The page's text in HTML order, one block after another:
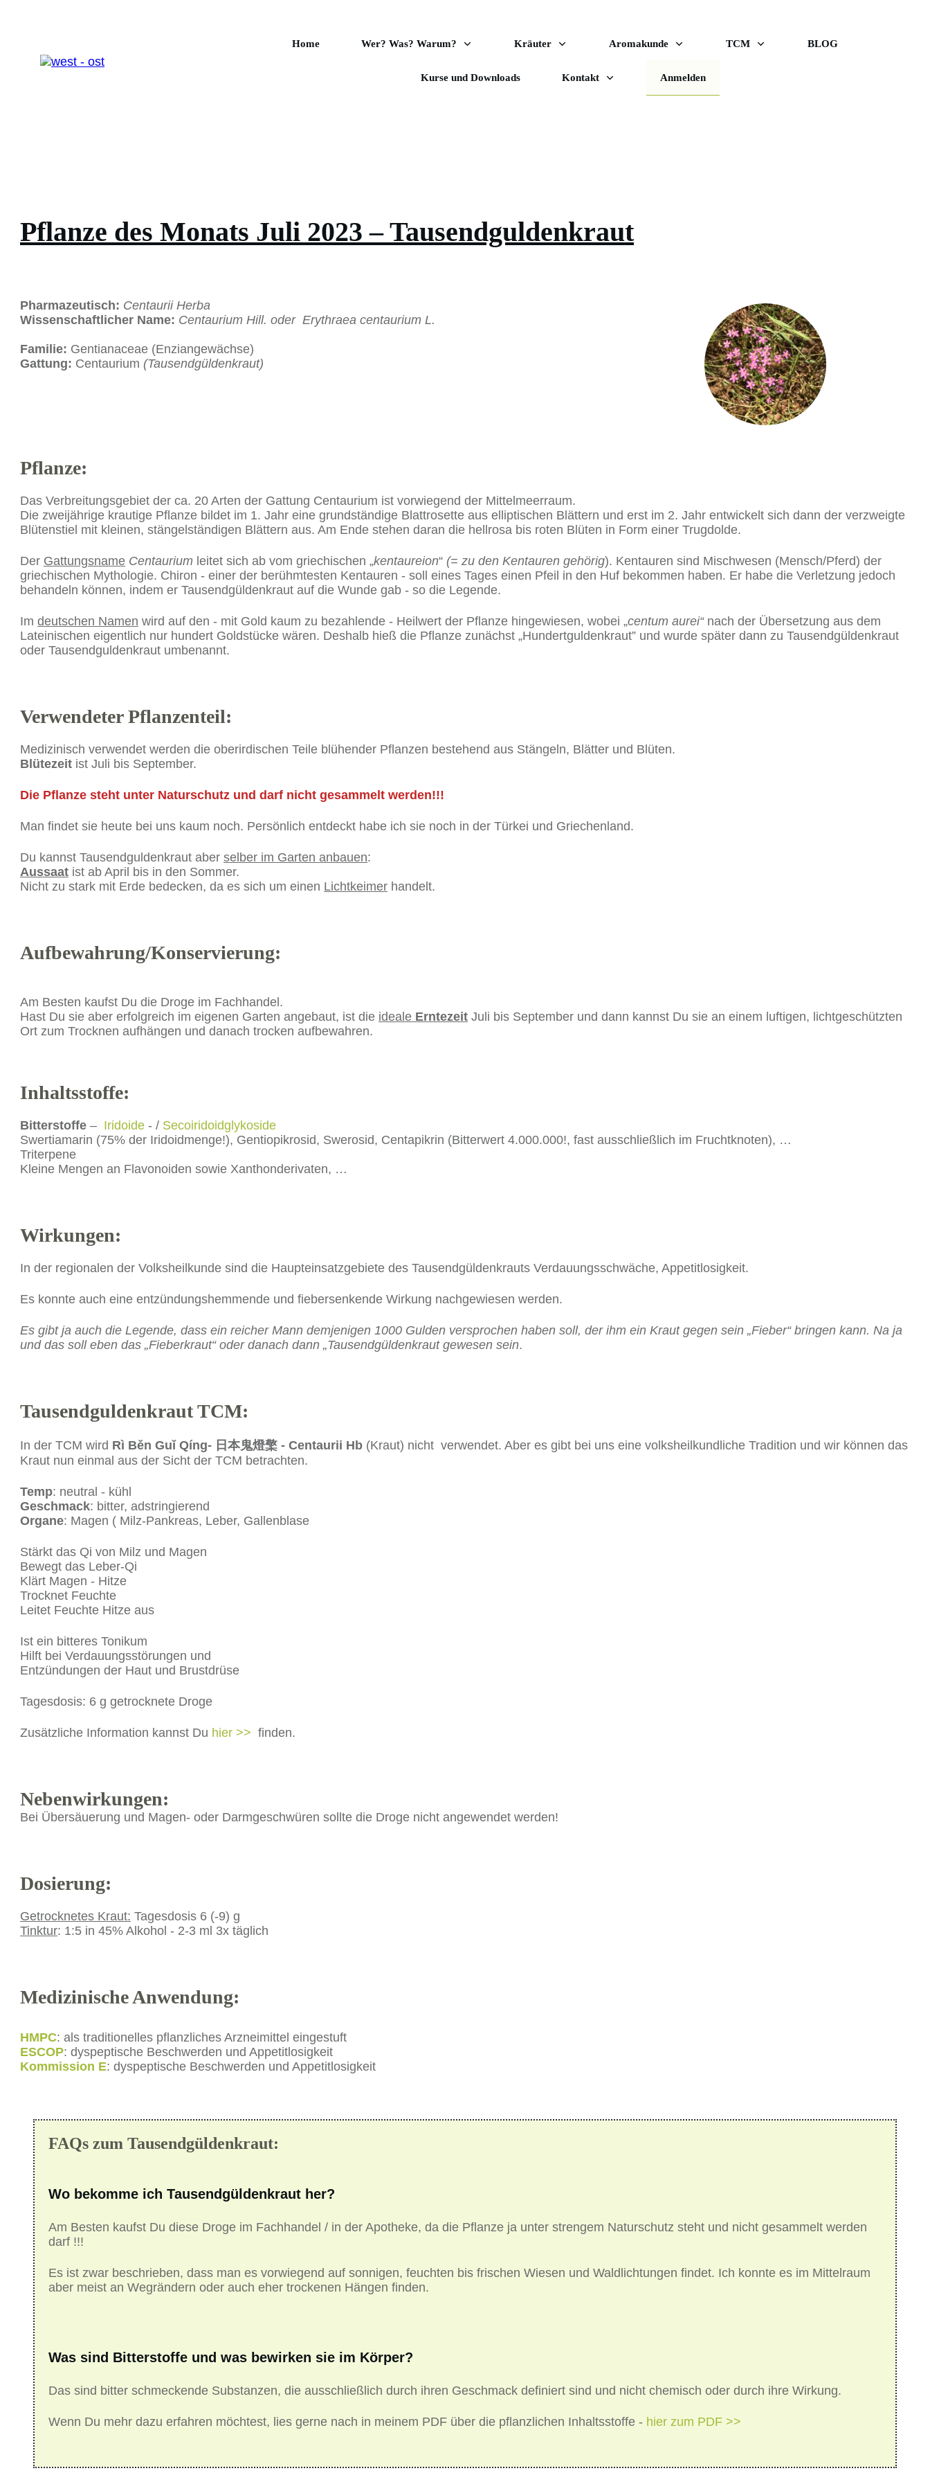
Home Wer? Was? Warum? Kräuter Aromakunde TCM BLOG
Kurse und Downloads Kontakt Anmelden
Pflanze des Monats Juli 2023 – Tausendguldenkraut
Pharmazeutisch: Centaurii Herba
Wissenschaftlicher Name: Centaurium Hill. oder Erythraea centaurium L.
Familie: Gentianaceae (Enziangewächse)
Gattung: Centaurium (Tausendgüldenkraut)
Pflanze:
Das Verbreitungsgebiet der ca. 20 Arten der Gattung Centaurium ist vorwiegend der Mittelmeerraum.
Die zweijährige krautige Pflanze bildet im 1. Jahr eine grund­ständige Blattrosette aus elliptischen Blättern und erst im 2. Jahr entwickelt sich dann der verzweigte
Blütenstiel mit kleinen, stängelständigen Blättern aus. Am Ende stehen daran die hellrosa bis roten Blüten in Form einer Trugdolde.
Der Gattungsname Centaurium leitet sich ab vom griechischen „kentaureion“ (= zu den Kentauren gehörig). Kentauren sind Mischwesen (Mensch/Pferd) der
griechischen Mythologie. Chiron - einer der berühmtesten Kentauren - soll eines Tages einen Pfeil in den Huf bekommen haben. Er habe die Verletzung jedoch
behandeln können, indem er Tausendgüldenkraut auf die Wunde gab - so die Legende.
Im deutschen Namen wird auf den - mit Gold kaum zu bezahlende - Heilwert der Pflanze hingewiesen, wobei „centum aurei“ nach der Übersetzung aus dem
Lateinischen eigentlich nur hundert Goldstücke wären. Deshalb hieß die Pflanze zunächst „Hundertguldenkraut” und wurde später dann zu Tausendgüldenkraut
oder Tausendguldenkraut umbenannt.
Verwendeter Pflanzenteil:
Medizinisch verwendet werden die oberirdischen Teile blühender Pflanzen bestehend aus Stängeln, Blätter und Blüten.
Blütezeit ist Juli bis September.
Die Pflanze steht unter Naturschutz und darf nicht gesammelt werden!!!
Man findet sie heute bei uns kaum noch. Persönlich entdeckt habe ich sie noch in der Türkei und Griechenland.
Du kannst Tausendguldenkraut aber selber im Garten anbauen:
Aussaat ist ab April bis in den Sommer.
Nicht zu stark mit Erde bedecken, da es sich um einen Lichtkeimer handelt.
Aufbewahrung/Konservierung:
Am Besten kaufst Du die Droge im Fachhandel.
Hast Du sie aber erfolgreich im eigenen Garten angebaut, ist die ideale Erntezeit Juli bis September und dann kannst Du sie an einem luftigen, lichtgeschützten
Ort zum Trocknen aufhängen und danach trocken aufbewahren.
Inhaltsstoffe:
Bitterstoffe – Iridoide - / Secoiridoidglykoside
Swertiamarin (75% der Iridoidmenge!), Gentiopikrosid, Swerosid, Centapikrin (Bitterwert 4.000.000!, fast ausschließlich im Fruchtknoten), …
Triterpene
Kleine Mengen an Flavonoiden sowie Xanthonderivaten, …
Wirkungen:
In der regionalen der Volksheilkunde sind die Haupteinsatzgebiete des Tausendgüldenkrauts Verdauungsschwäche, Appetitlosigkeit.
Es konnte auch eine entzündungshemmende und fiebersenkende Wirkung nachgewiesen werden.
Es gibt ja auch die Legende, dass ein reicher Mann demjenigen 1000 Gulden versprochen haben soll, der ihm ein Kraut gegen sein „Fieber“ bringen kann. Na ja
und das soll eben das „Fieberkraut“ oder danach dann „Tausendgüldenkraut gewesen sein.
Tausendguldenkraut TCM:
In der TCM wird Rì Běn Guǐ Qíng- 日本鬼燈檠 - Centaurii Hb (Kraut) nicht verwendet. Aber es gibt bei uns eine volksheilkundliche Tradition und wir können das
Kraut nun einmal aus der Sicht der TCM betrachten.
Temp: neutral - kühl
Geschmack: bitter, adstringierend
Organe: Magen ( Milz-Pankreas, Leber, Gallenblase
Stärkt das Qi von Milz und Magen
Bewegt das Leber-Qi
Klärt Magen - Hitze
Trocknet Feuchte
Leitet Feuchte Hitze aus
Ist ein bitteres Tonikum
Hilft bei Verdauungsstörungen und
Entzündungen der Haut und Brustdrüse
Tagesdosis: 6 g getrocknete Droge
Zusätzliche Information kannst Du hier >> finden.
Nebenwirkungen:
Bei Übersäuerung und Magen- oder Darmgeschwüren sollte die Droge nicht angewendet werden!
Dosierung:
Getrocknetes Kraut: Tagesdosis 6 (-9) g
Tinktur: 1:5 in 45% Alkohol - 2-3 ml 3x täglich
Medizinische Anwendung:
HMPC: als traditionelles pflanzliches Arzneimittel eingestuft
ESCOP: dyspeptische Beschwerden und Appetitlosigkeit
Kommission E: dyspeptische Beschwerden und Appetitlosigkeit
FAQs zum Tausendgüldenkraut:
Wo bekomme ich Tausendgüldenkraut her?
Am Besten kaufst Du diese Droge im Fachhandel / in der Apotheke, da die Pflanze ja unter strengem Naturschutz steht und nicht gesammelt werden
darf !!!
Es ist zwar beschrieben, dass man es vorwiegend auf sonnigen, feuchten bis frischen Wiesen und Waldlichtungen findet. Ich konnte es im Mittelraum
aber meist an Wegrändern oder auch eher trockenen Hängen finden.
Was sind Bitterstoffe und was bewirken sie im Körper?
Das sind bitter schmeckende Substanzen, die ausschließlich durch ihren Geschmack definiert sind und nicht chemisch oder durch ihre Wirkung.
Wenn Du mehr dazu erfahren möchtest, lies gerne nach in meinem PDF über die pflanzlichen Inhaltsstoffe - hier zum PDF >>